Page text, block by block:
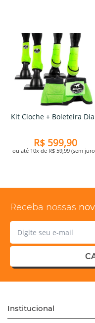
Kit Cloche + Boleteira
R$ 599,90
ou até 10x de R$ 59,99 (sem
Receba nossas
Institucional